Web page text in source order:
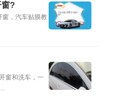
?
窗，汽车贴膜教
窗和洗车，一